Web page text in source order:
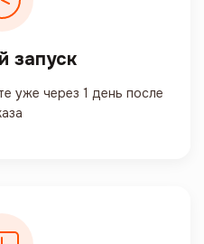
запуск
уже через 1 день после